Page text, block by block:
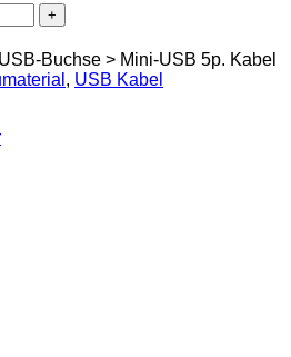
Buchse > Mini-USB 5p. Kabel
, USB Kabel